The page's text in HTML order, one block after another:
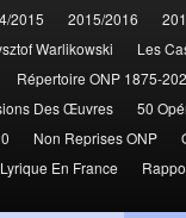
2015 2015/2016
Warlikowski Les
Répertoire ONP 1875-
Des Œuvres 50
Non Reprises ONP
En France